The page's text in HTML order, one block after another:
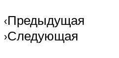
‹Предыдущая
›Следующая